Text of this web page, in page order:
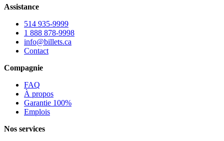
Assistance
514 935-9999
1 888 878-9998
info@billets.ca
Contact
Compagnie
FAQ
À propos
Garantie 100%
Emplois
Nos services